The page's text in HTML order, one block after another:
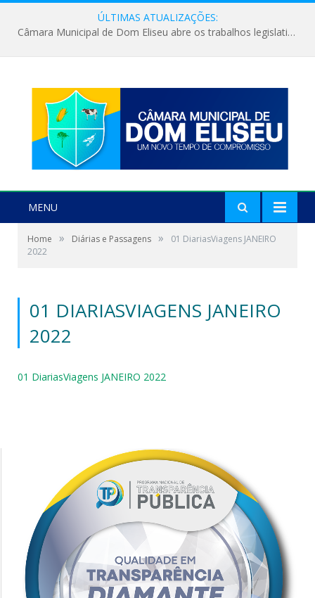
ÚLTIMAS ATUALIZAÇÕES:
Câmara Municipal de Dom Eliseu abre os trabalhos legislativos do segundo semestre
MENU
Home » Diárias e Passagens »
01 DiariasViagens JANEIRO
2022
01 DIARIASVIAGENS JANEIRO
2022
01 DiariasViagens JANEIRO 2022